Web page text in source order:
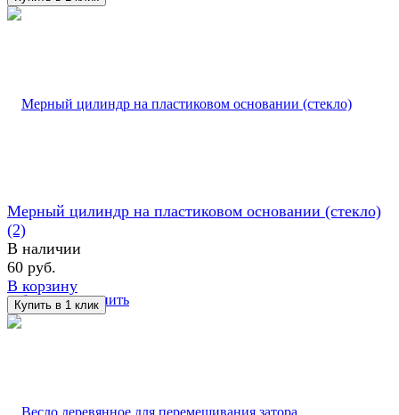
избранное сравнить
Мерный цилиндр на пластиковом основании (стекло)
(2)
В наличии
60 руб.
В корзину